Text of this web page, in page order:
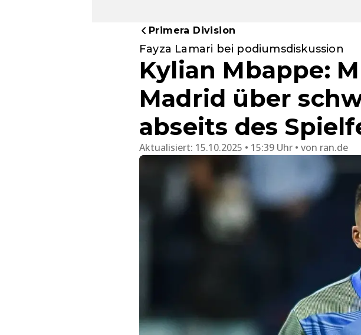
Primera Division
Fayza Lamari bei podiumsdiskussion
Kylian Mbappe:
Madrid über
abseits des
Aktualisiert: 15.10.2025 • 15:39 Uhr von ran.de